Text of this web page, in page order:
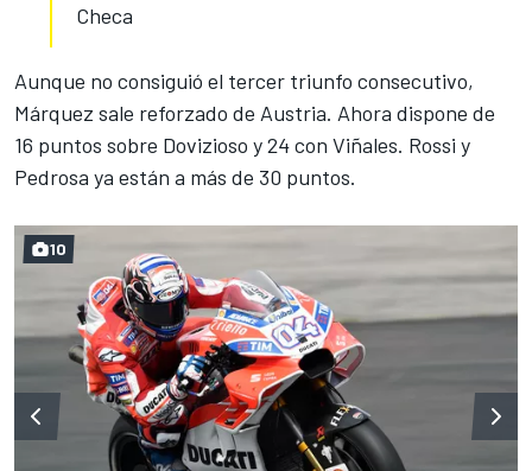
Checa
Aunque no consiguió el tercer triunfo consecutivo,
Márquez sale reforzado de Austria. Ahora dispone de
16 puntos sobre Dovizioso y 24 con Viñales. Rossi y
Pedrosa ya están a más de 30 puntos.
10